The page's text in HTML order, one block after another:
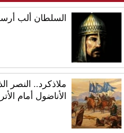
السلطان ألب
ملاذكرد.. النصر
الأناضول أمام